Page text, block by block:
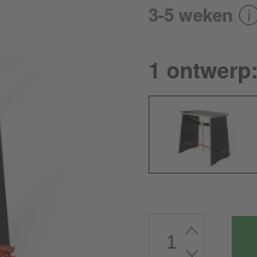
3-5 weken
1 ontwerp: